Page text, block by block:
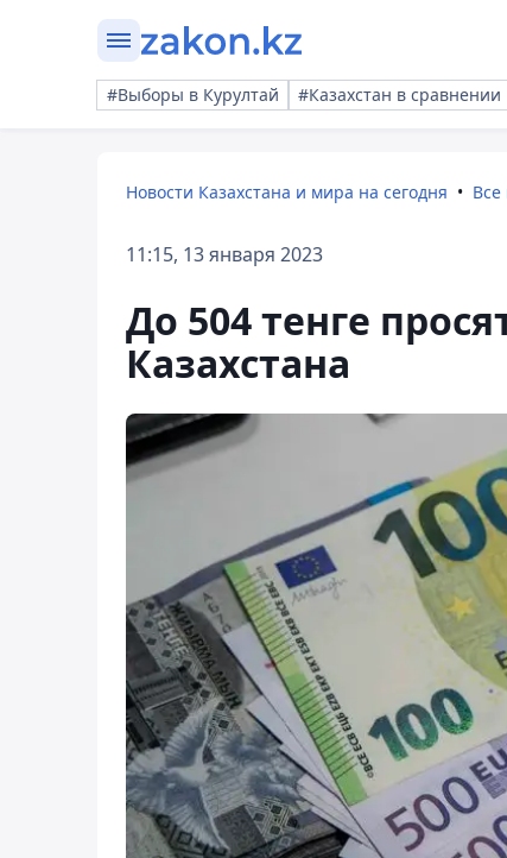
#Выборы в Курултай #Казахстан в сравнении
Новости Казахстана и мира на сегодня Все
11:15, 13 января 2023
До 504 тенге
Казахстана